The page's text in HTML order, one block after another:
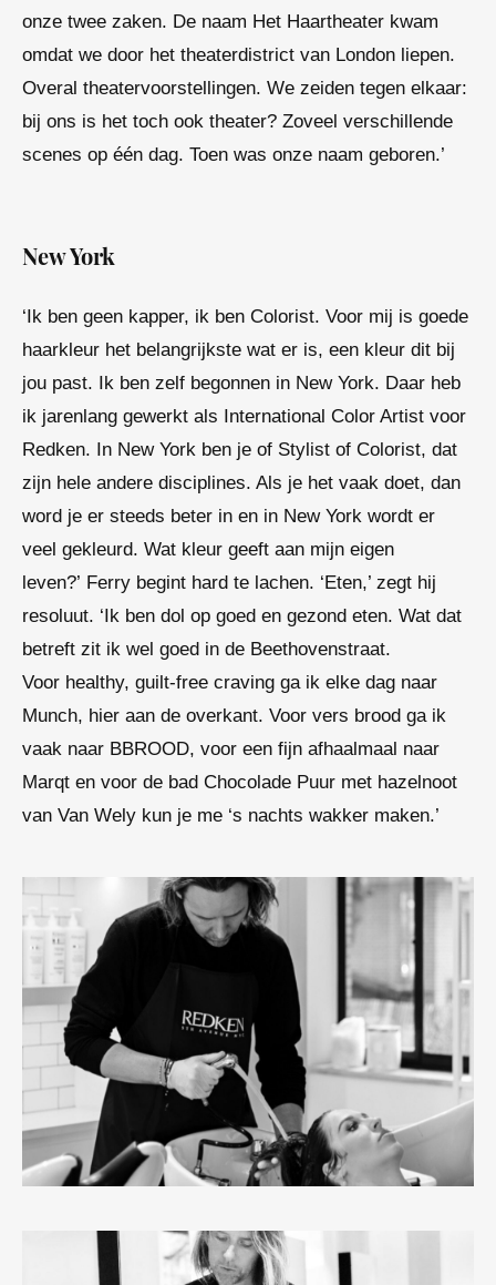
onze twee zaken. De naam Het Haartheater kwam
omdat we door het theaterdistrict van London liepen.
Overal theatervoorstellingen. We zeiden tegen elkaar:
bij ons is het toch ook theater? Zoveel verschillende
scenes op één dag. Toen was onze naam geboren.’
New York
‘Ik ben geen kapper, ik ben Colorist. Voor mij is goede
haarkleur het belangrijkste wat er is, een kleur dit bij
jou past. Ik ben zelf begonnen in New York. Daar heb
ik jarenlang gewerkt als International Color Artist voor
Redken. In New York ben je of Stylist of Colorist, dat
zijn hele andere disciplines. Als je het vaak doet, dan
word je er steeds beter in en in New York wordt er
veel gekleurd. Wat kleur geeft aan mijn eigen
leven?’ Ferry begint hard te lachen. ‘Eten,’ zegt hij
resoluut. ‘Ik ben dol op goed en gezond eten. Wat dat
betreft zit ik wel goed in de Beethovenstraat.
Voor healthy, guilt-free craving ga ik elke dag naar
Munch, hier aan de overkant. Voor vers brood ga ik
vaak naar BBROOD, voor een fijn afhaalmaal naar
Marqt en voor de bad Chocolade Puur met hazelnoot
van Van Wely kun je me ‘s nachts wakker maken.’